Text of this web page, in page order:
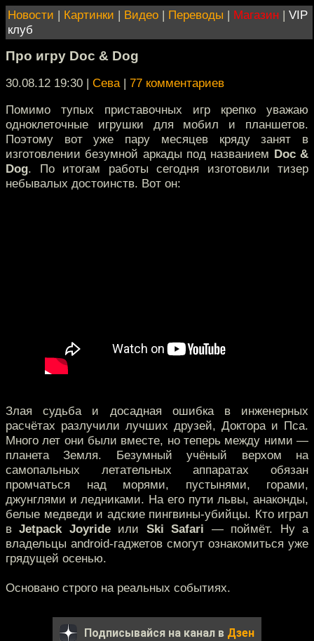
Новости | Картинки | Видео | Переводы | Магазин | VIP
клуб
Про игру Doc & Dog
30.08.12 19:30 | Сева| 77 комментариев
Помимо тупых приставочных игр крепко уважаю
одноклеточные игрушки для мобил и планшетов.
Поэтому вот уже пару месяцев кряду занят в
изготовлении безумной аркады под названием Doc &
Dog. По итогам работы сегодня изготовили тизер
небывалых достоинств. Вот он:
Злая судьба и досадная ошибка в инженерных
расчётах разлучили лучших друзей, Доктора и Пса.
Много лет они были вместе, но теперь между ними —
планета Земля. Безумный учёный верхом на
самопальных летательных аппаратах обязан
промчаться над морями, пустынями, горами,
джунглями и ледниками. На его пути львы, анаконды,
белые медведи и адские пингвины-убийцы. Кто играл
вJetpack Joyrideили Ski Safari — поймёт. Ну а
владельцы android-гаджетов смогут ознакомиться уже
грядущей осенью.
Основано строго на реальных событиях.
Подписывайся на канал в Дзен